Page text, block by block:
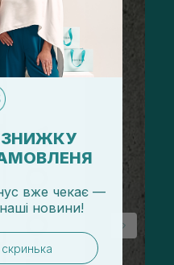
вже чекає —
наші новини!